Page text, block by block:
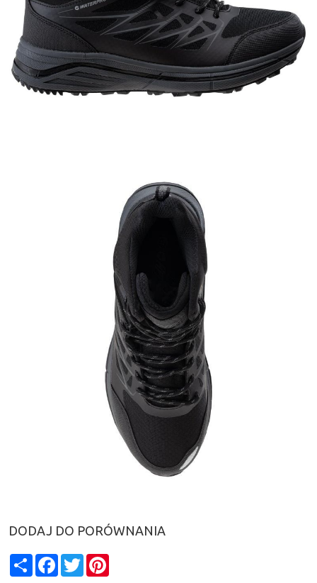
DODAJ DO PORÓWNANIA
ShareFacebook
Twitter